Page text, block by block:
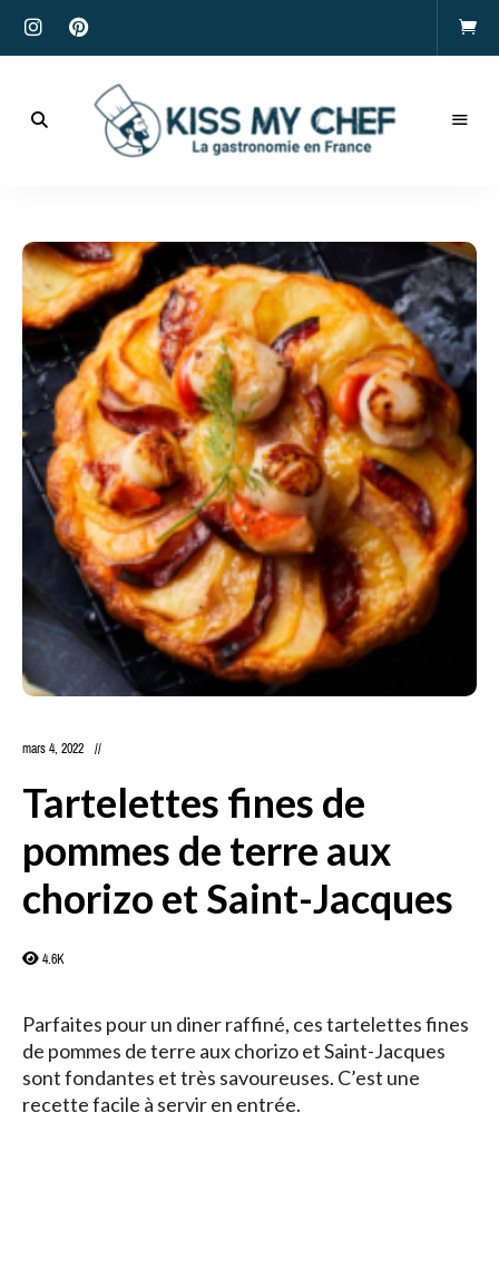
My
Chef
mars 4, 2022
Tartelettes fines de
pommes de terre aux
chorizo et Saint-Jacques
4.6K
Parfaites pour un diner raffiné, ces tartelettes fines
de pommes de terre aux chorizo et Saint-Jacques
sont fondantes et très savoureuses. C’est une
recette facile à servir en entrée.